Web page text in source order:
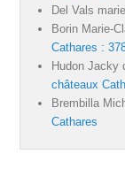
Del Vals marie
Borin Marie-
Cathares :
Hudon Jacky
châteaux
Brembilla
Cathares